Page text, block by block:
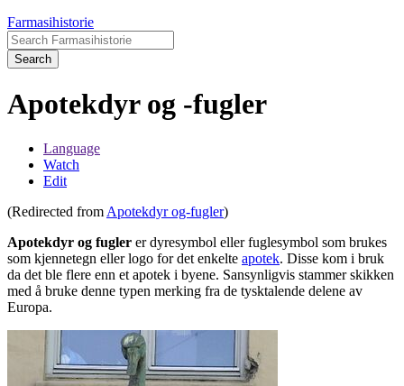
Farmasihistorie
Search
Apotekdyr og -fugler
Language
Watch
Edit
(Redirected from Apotekdyr og-fugler)
Apotekdyr og fugler er dyresymbol eller fuglesymbol som brukes
som kjennetegn eller logo for det enkelte apotek. Disse kom i bruk
da det ble flere enn et apotek i byene. Sansynligvis stammer skikken
med å bruke denne typen merking fra de tysktalende delene av
Europa.